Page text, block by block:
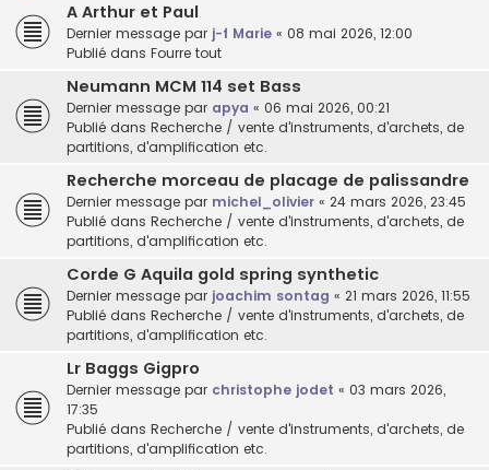
A Arthur et Paul
Dernier message par j-f Marie « 08 mai 2026, 12:00
Publié dans Fourre tout
Neumann MCM 114 set Bass
Dernier message par apya « 06 mai 2026, 00:21
Publié dans Recherche / vente d'instruments, d'archets, de
partitions, d'amplification etc.
Recherche morceau de placage de palissandre
Dernier message par michel_olivier « 24 mars 2026, 23:45
Publié dans Recherche / vente d'instruments, d'archets, de
partitions, d'amplification etc.
Corde G Aquila gold spring synthetic
Dernier message par joachim sontag « 21 mars 2026, 11:55
Publié dans Recherche / vente d'instruments, d'archets, de
partitions, d'amplification etc.
Lr Baggs Gigpro
Dernier message par christophe jodet « 03 mars 2026,
17:35
Publié dans Recherche / vente d'instruments, d'archets, de
partitions, d'amplification etc.